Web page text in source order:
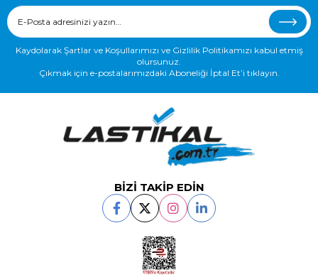
Kaydolarak Şartlar ve Koşullarımızı ve Gizlilik Politikamızı kabul etmiş
olursunuz.
Çıkmak için e-postalarımızdaki Aboneliği İptal Et’i tıklayın.
BİZİ TAKİP EDİN